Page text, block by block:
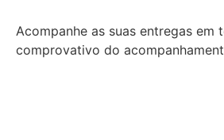
Acompanhe as suas entregas
comprovativo do